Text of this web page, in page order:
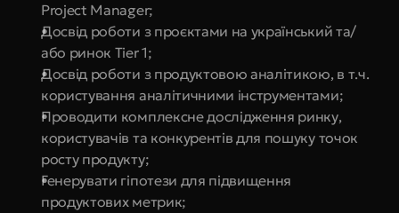
Project Manager;
Досвід роботи з проєктами на український та/
або ринок Tier 1;
Досвід роботи з продуктовою аналітикою, в т.ч.
користування аналітичними інструментами;
Проводити комплексне дослідження ринку,
користувачів та конкурентів для пошуку точок
росту продукту;
Генерувати гіпотези для підвищення
продуктових метрик;